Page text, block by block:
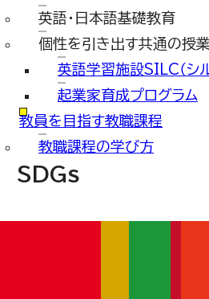
英語・日本語基礎教育
個性を引き出す共通の授業
英語学習施設SILC（シル
起業家育成プログラム
教員を目指す教職課程
教職課程の学び方
SDGs